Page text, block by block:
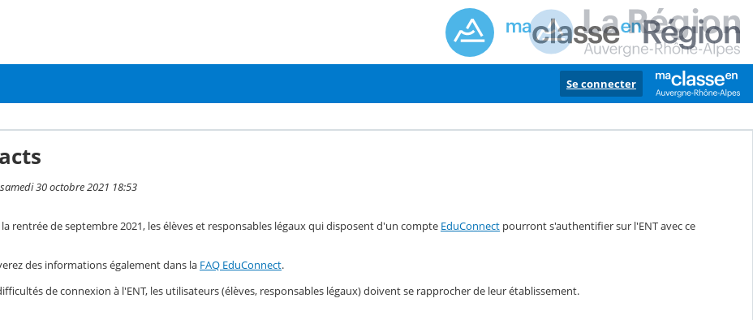
Se connecter
30 octobre 2021 18:53
rentrée de septembre 2021, les élèves et responsables légaux qui disposent d'un compte EduConnect pourront s'authentifier sur l'ENT avec ce
des informations également dans la FAQ EduConnect.
de connexion à l'ENT, les utilisateurs (élèves, responsables légaux) doivent se rapprocher de leur établissement.